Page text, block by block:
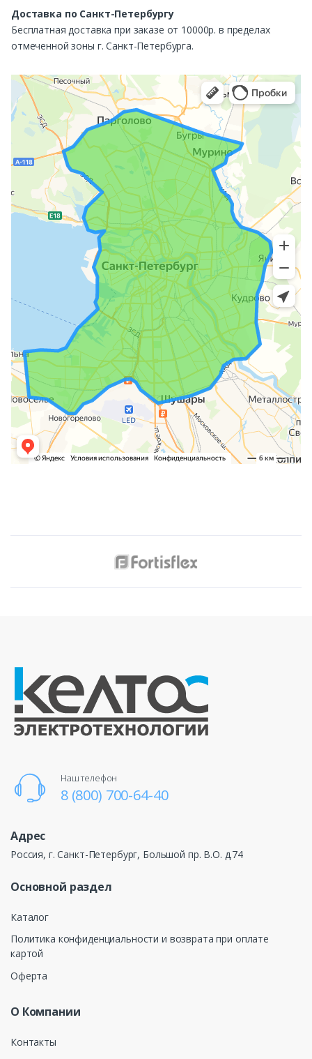
Доставка по Санкт-Петербургу
Бесплатная доставка при заказе от 10000р. в пределах
отмеченной зоны г. Санкт-Петербурга.
Наш телефон
8 (800) 700-64-40
Адрес
Россия, г. Санкт-Петербург, Большой пр. В.О. д.74
Основной раздел
Каталог
Политика конфиденциальности и возврата при оплате
картой
Оферта
О Компании
Контакты